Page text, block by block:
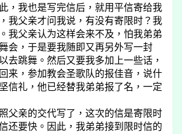
，我也是写完信后，就用平信寄给我
我父亲才问我说，有没有寄限时？我
我父亲认为这样会来不及，怕我弟弟
会，于是要我随即又再另外写一封
去跳舞。然后又要我多加上一些话，
来，参加教会圣歌队的报佳音，说什
信礼，他已经替我弟弟报了名，一定
父亲的交代写了，这次的信是寄限时
还要快。因此，我弟弟接到限时信的